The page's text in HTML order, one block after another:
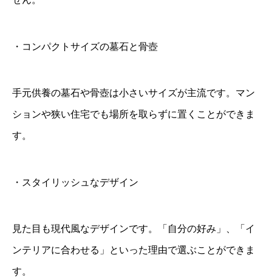
・コンパクトサイズの墓石と骨壺
手元供養の墓石や骨壺は小さいサイズが主流です。マン
ションや狭い住宅でも場所を取らずに置くことができま
す。
・スタイリッシュなデザイン
見た目も現代風なデザインです。「自分の好み」、「イ
ンテリアに合わせる」といった理由で選ぶことができま
す。